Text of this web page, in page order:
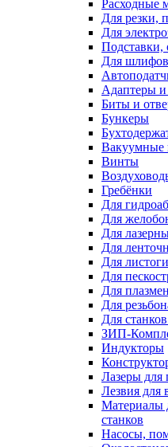
Расходные
Для резки,
Для
Для
Адаптеры и
Биты и
Бункеры
Вакуумные
Винты
Гребёнки
Для
Для
Для
Для
Для
Для
Для
Для
Для
ЗИП-
Индукторы
Лазеры для
Лезвия для
Материалы
станков
Насосы,